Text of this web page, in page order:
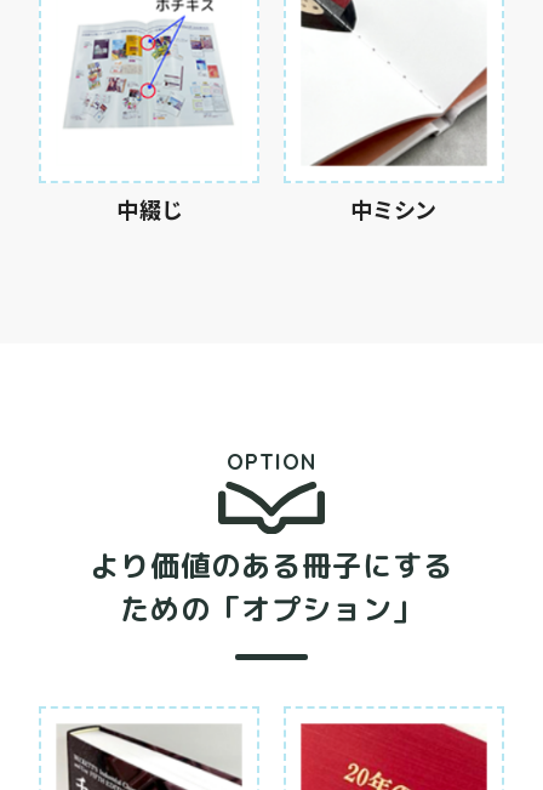
中綴じ 中ミシン
OPTION
より価値のある冊子にする
ための 「オプション」